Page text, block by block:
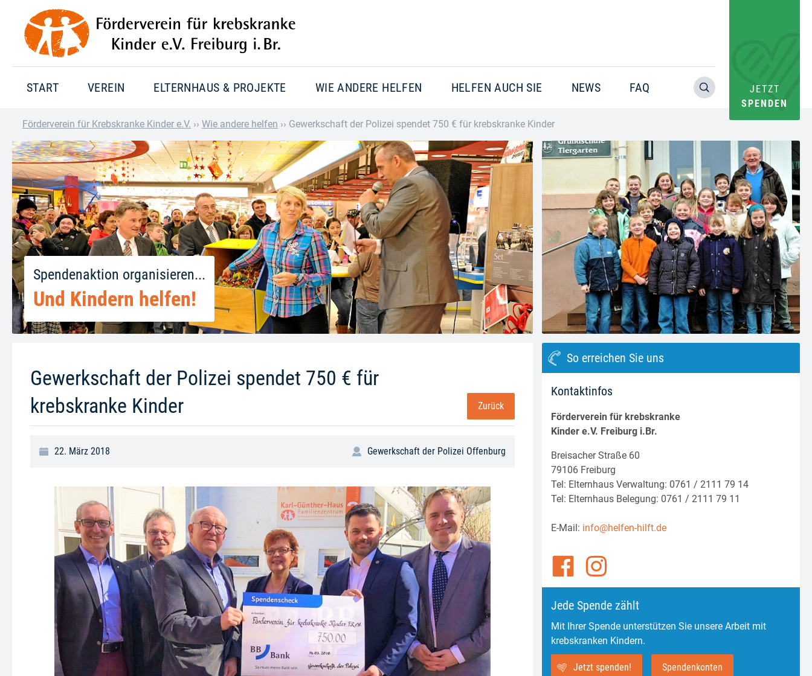
START VEREIN ELTERNHAUS & PROJEKTE WIE ANDERE HELFEN HELFEN AUCH SIE NEWS FAQ
JETZT
SPENDEN
Förderverein für Krebskranke Kinder e.V. ›› Wie andere helfen ›› Gewerkschaft der Polizei spendet 750 € für krebskranke Kinder
Spendenaktion organisieren...
Und Kindern helfen!
Warning
: Trying to access array offset on value of type bool in
/home/pacs/tgr09/users/website/doms/www.helfen-
hilft.de/htdocs-ssl/app/plugins/oxygen/component-
framework/components/classes/code-
block.class.php(133) : eval()'d code
on line
Gewerkschaft der Polizei spendet 750 € für
krebskranke Kinder
Zurück
22. März 2018 Gewerkschaft der Polizei Offenburg
So erreichen Sie uns
Kontaktinfos
Förderverein für krebskranke
Kinder e.V. Freiburg i.Br.
Breisacher Straße 60
79106 Freiburg
Tel: Elternhaus Verwaltung: 0761 / 2111 79 14
Tel: Elternhaus Belegung: 0761 / 2111 79 11
E-Mail: info@helfen-hilft.de
Jede Spende zählt
Mit Ihrer Spende unterstützen Sie unsere Arbeit mit
krebskranken Kindern.
Jetzt spenden! Spendenkonten